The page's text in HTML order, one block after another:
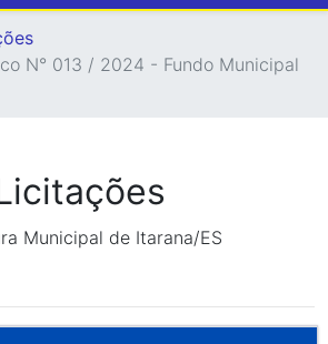
N° 013 / 2024 - Fundo Municipal
Municipal de Itarana/ES